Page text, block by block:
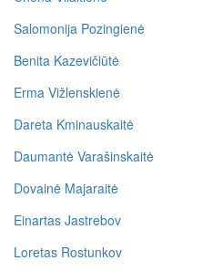
Salomonija Pozingienė
Benita Kazevičiūtė
Erma Vižlenskienė
Dareta Kminauskaitė
Daumantė Varašinskaitė
Dovainė Majaraitė
Einartas Jastrebov
Loretas Rostunkov